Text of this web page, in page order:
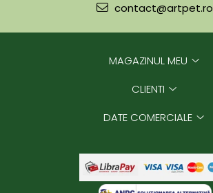
contact@artpet.ro
MAGAZINUL MEU
CLIENTI
DATE COMERCIALE